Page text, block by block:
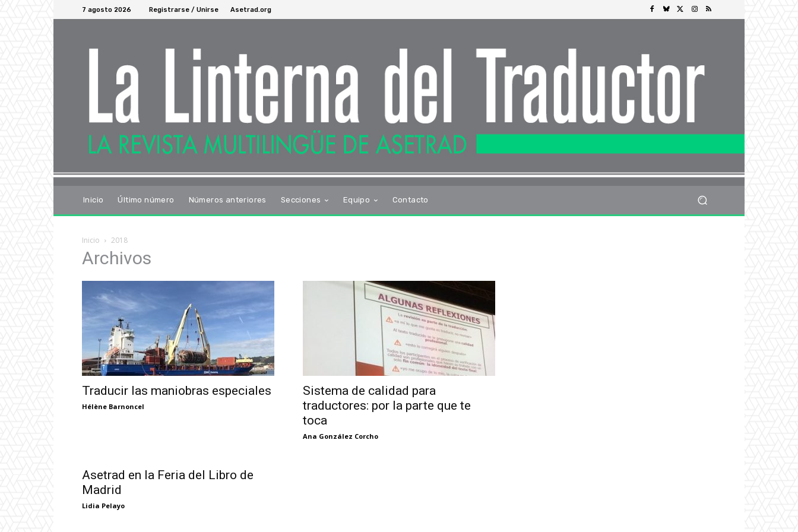
7 agosto 2026 Registrarse / Unirse Asetrad.org
Inicio Último número Números anteriores Secciones Equipo Contacto
Inicio 2018
Archivos
Traducir las maniobras especiales
Hélène Barnoncel
Sistema de calidad para
traductores: por la parte que te
toca
Ana González Corcho
Asetrad en la Feria del Libro de
Madrid
Lidia Pelayo